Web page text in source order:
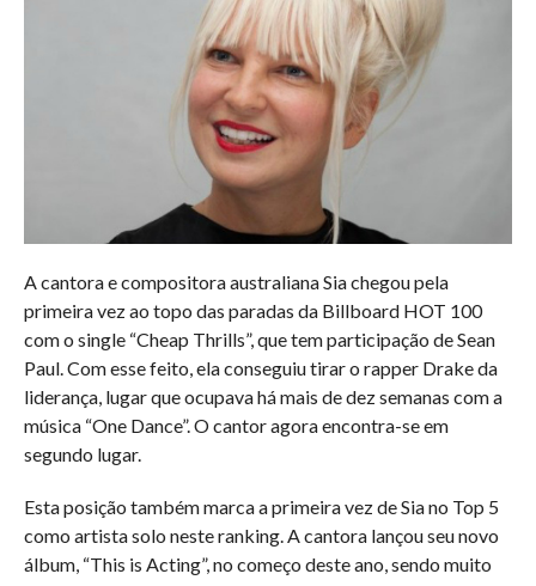
A cantora e compositora australiana Sia chegou pela
primeira vez ao topo das paradas da Billboard HOT 100
com o single “Cheap Thrills”, que tem participação de Sean
Paul. Com esse feito, ela conseguiu tirar o rapper Drake da
liderança, lugar que ocupava há mais de dez semanas com a
música “One Dance”. O cantor agora encontra-se em
segundo lugar.
Esta posição também marca a primeira vez de Sia no Top 5
como artista solo neste ranking. A cantora lançou seu novo
álbum, “This is Acting”, no começo deste ano, sendo muito